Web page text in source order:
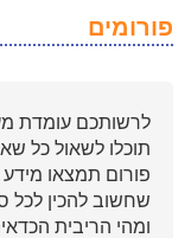
פורומים
לרשותכם עומדת
תוכלו לשאול כל
פורום תמצאו
שחשוב להכין לכל
ומהי הריבית